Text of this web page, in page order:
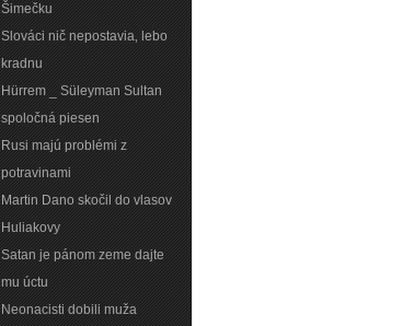
Šimečku
Slováci nič nepostavia‚ lebo
kradnu
Hürrem _ Süleyman Sultan
spoločná piesen
Rusi majú problémi z
potravinami
Martin Dano skočil do vlasov
Huliakovy
Satan je pánom zeme dajte
mu úctu
Neonacisti dobili muža